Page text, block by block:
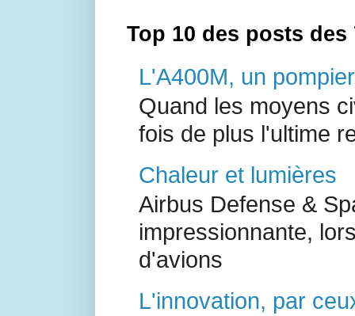
Top 10 des posts
L'A400M, un
Quand les moyens
fois de plus l'ultime
Chaleur et lumières
Airbus Defense &
impressionnante,
d'avions
L'innovation, par